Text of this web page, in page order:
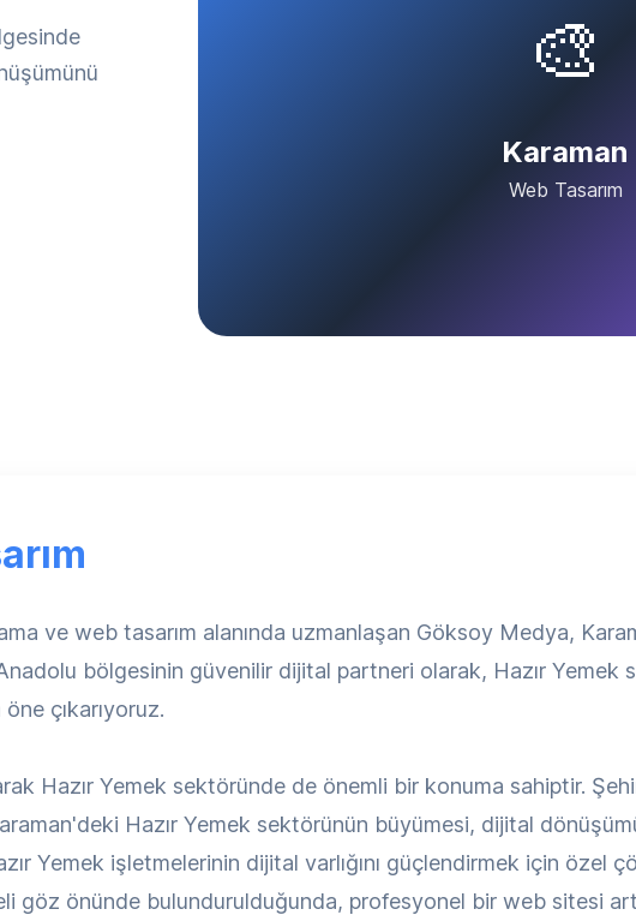
🎨
Karaman
Web Tasarım
ve web tasarım alanında uzmanlaşan Göksoy Medya,
bölgesinin güvenilir dijital partneri olarak, Hazır Yemek
çıkarıyoruz.
Hazır Yemek sektöründe de önemli bir konuma sahiptir.
Hazır Yemek sektörünün büyümesi, dijital
Yemek işletmelerinin dijital varlığını güçlendirmek için özel
göz önünde bulundurulduğunda, profesyonel bir web sitesi